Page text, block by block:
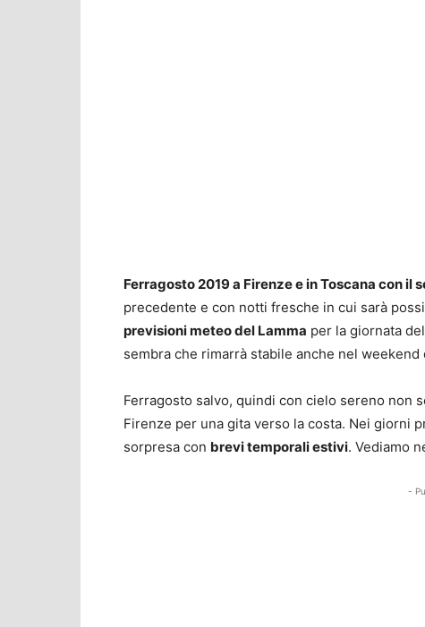
Ferragosto 2019 a Firenze e in Toscana con il
precedente e con notti fresche in cui sarà
previsioni meteo del Lamma per la giornata del
sembra che rimarrà stabile anche nel
Ferragosto salvo, quindi con cielo sereno non
Firenze per una gita verso la costa. Nei giorni
sorpresa con brevi temporali estivi. Vediamo
-